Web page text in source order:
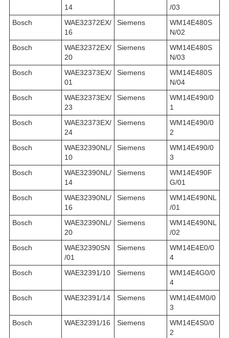
14
/03
Bosch
WAE32372EX/
16
Siemens
WM14E480S
N/02
Bosch
WAE32372EX/
20
Siemens
WM14E480S
N/03
Bosch
WAE32373EX/
01
Siemens
WM14E480S
N/04
Bosch
WAE32373EX/
23
Siemens
WM14E490/0
1
Bosch
WAE32373EX/
24
Siemens
WM14E490/0
2
Bosch
WAE32390NL/
10
Siemens
WM14E490/0
3
Bosch
WAE32390NL/
14
Siemens
WM14E490F
G/01
Bosch
WAE32390NL/
16
Siemens
WM14E490NL
/01
Bosch
WAE32390NL/
20
Siemens
WM14E490NL
/02
Bosch
WAE32390SN
/01
Siemens
WM14E4E0/0
4
Bosch
WAE32391/10 Siemens
WM14E4G0/0
4
Bosch
WAE32391/14 Siemens
WM14E4M0/0
3
Bosch
WAE32391/16 Siemens
WM14E4S0/0
2